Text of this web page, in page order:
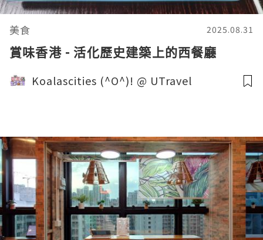
美食 2025.08.31
賞味香港 - 活化歷史建築上的西餐廳
Koalascities (^O^)! @ UTravel